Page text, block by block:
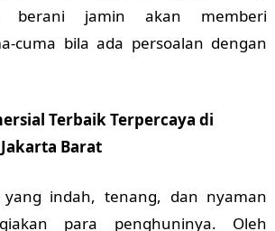
berani jamin akan memberi
cuma bila ada persoalan dengan
Terbaik Terpercaya di
Barat
indah, tenang, dan nyaman
para penghuninya. Oleh